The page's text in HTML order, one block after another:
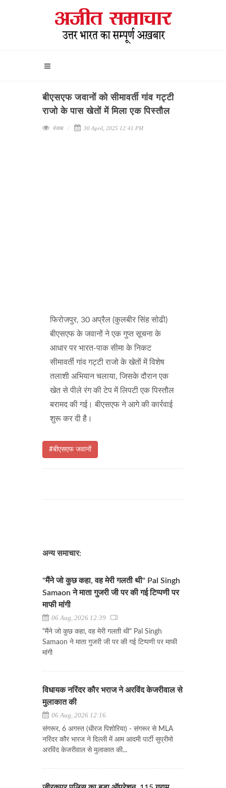
बीएसएफ जवानों को सीमावर्ती गांव गट्टी
राजो के पास खेतों में मिला एक पिस्तौल
पंजाब 30 April, 2025 12:41 PM
फिरोजपुर, 30 अप्रैल (कुलबीर सिंह सोढी)
बीएसएफ के जवानों ने एक गुप्त सूचना के
आधार पर भारत-पाक सीमा के निकट
सीमावर्ती गांव गट्टी राजो के खेतों में विशेष
तलाशी अभियान चलाया, जिसके दौरान एक
खेत से पीले रंग की टेप में लिपटी एक पिस्तौल
बरामद की गई। बीएसएफ ने आगे की कार्रवाई
शुरू कर दी है।
#बीएसएफ जवानों
अन्य समाचार:
"मैंने जो कुछ कहा, वह मेरी गलती थी" Pal Singh
Samaon ने माता गुजरी जी पर की गई टिप्पणी पर
माफी मांगी
06 Aug, 2026 12:39
"मैंने जो कुछ कहा, वह मेरी गलती थी" Pal Singh
Samaon ने माता गुजरी जी पर की गई टिप्पणी पर माफी
मांगी
विधायक नरिंदर कौर भराज ने अरविंद केजरीवाल से
मुलाकात की
06 Aug, 2026 12:16
संगरूर, 6 अगस्त (धीरज पिशोरिया) - संगरूर से MLA
नरिंदर कौर भारज ने दिल्ली में आम आदमी पार्टी सुप्रीमो
अरविंद केजरीवाल से मुलाकात की...